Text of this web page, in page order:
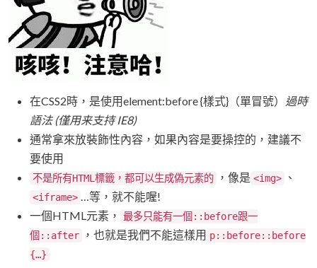
在CSS2時，是使用element:before {樣式}（單冒號）
過時
語法 (僅用来支持 IE8)
通常拿來放裝飾性內容，如果內容是要操控的，建議不
要使用
不是所有HTML標籤，都可以生成偽元素的 ，像是 <img> 、
<iframe>
…等，就不能喔!
一個HTML元素，
最多只能有一個::before跟一
個::after
，也就是我們不能這樣用 p::before::before
{…}